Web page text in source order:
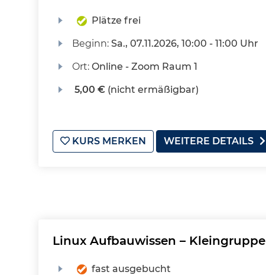
Plätze frei
Beginn: Sa., 07.11.2026, 10:00 - 11:00 Uhr
Ort: Online - Zoom Raum 1
5,00 €(nicht ermäßigbar)
KURS MERKEN WEITERE DETAILS
Linux Aufbauwissen – Kleingruppe
fast ausgebucht